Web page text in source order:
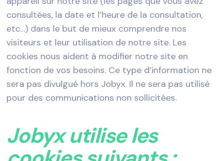
consultées, la date et l’heure de la consultation,
etc…) dans le but de mieux comprendre nos
visiteurs et leur utilisation de notre site. Les
cookies nous aident à modifier notre site en
fonction de vos besoins. Ce type d’information ne
sera pas divulgué hors Jobyx. Il ne sera pas utilisé
pour des communications non sollicitées.
Jobyx utilise les